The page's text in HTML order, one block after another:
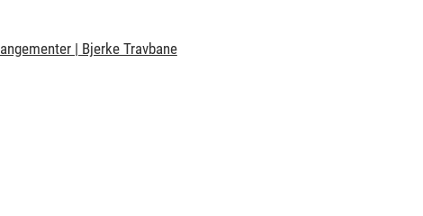
| Bjerke Travbane